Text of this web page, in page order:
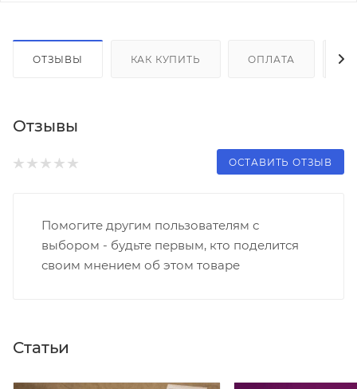
ОТЗЫВЫ КАК КУПИТЬ ОПЛАТА
Отзывы
ОСТАВИТЬ ОТЗЫВ
Помогите другим пользователям с
выбором - будьте первым, кто поделится
своим мнением об этом товаре
Статьи